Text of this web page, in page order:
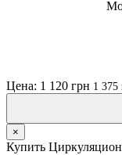
Цена: 1 120 грн 1 375
×
Купить